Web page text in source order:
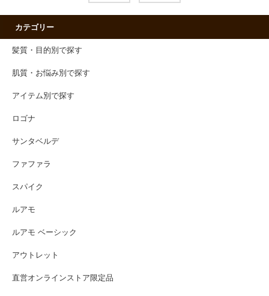
カテゴリー
髪質・目的別で探す
肌質・お悩み別で探す
アイテム別で探す
ロゴナ
サンタベルデ
ファファラ
スパイク
ルアモ
ルアモ ベーシック
アウトレット
直営オンラインストア限定品